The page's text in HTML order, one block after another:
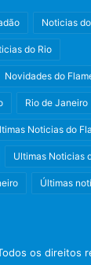
Noticias
do Rio
Novidades do
Rio de Janeiro
Noticias do
Ultimas Noticias
Últimas
os direitos